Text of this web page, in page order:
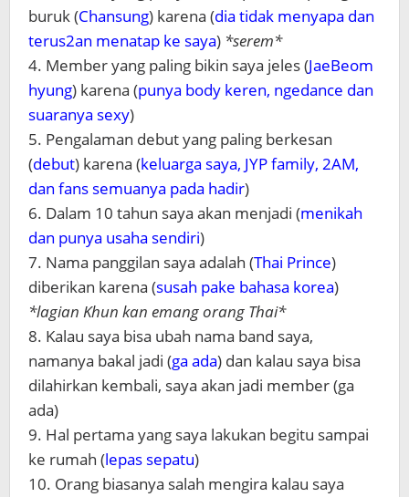
buruk (Chansung) karena (dia tidak menyapa dan
terus2an menatap ke saya) *serem*
4. Member yang paling bikin saya jeles (JaeBeom
hyung) karena (punya body keren, ngedance dan
suaranya sexy)
5. Pengalaman debut yang paling berkesan
(debut) karena (keluarga saya, JYP family, 2AM,
dan fans semuanya pada hadir)
6. Dalam 10 tahun saya akan menjadi (menikah
dan punya usaha sendiri)
7. Nama panggilan saya adalah (Thai Prince)
diberikan karena (susah pake bahasa korea)
*lagian Khun kan emang orang Thai*
8. Kalau saya bisa ubah nama band saya,
namanya bakal jadi (ga ada) dan kalau saya bisa
dilahirkan kembali, saya akan jadi member (ga
ada)
9. Hal pertama yang saya lakukan begitu sampai
ke rumah (lepas sepatu)
10. Orang biasanya salah mengira kalau saya